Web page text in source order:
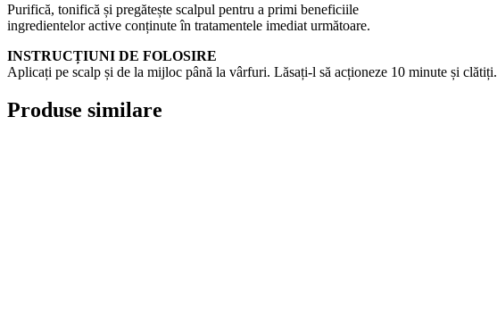
Purifică, tonifică și pregătește scalpul pentru a primi beneficiile
ingredientelor active conținute în tratamentele imediat următoare.
INSTRUCȚIUNI DE FOLOSIRE
Aplicați pe scalp și de la mijloc până la vârfuri. Lăsați-l să acționeze 10 minute și clătiți.
Produse similare